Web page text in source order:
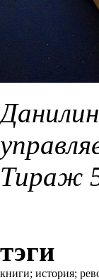
Тираж
тэги
книги; история;